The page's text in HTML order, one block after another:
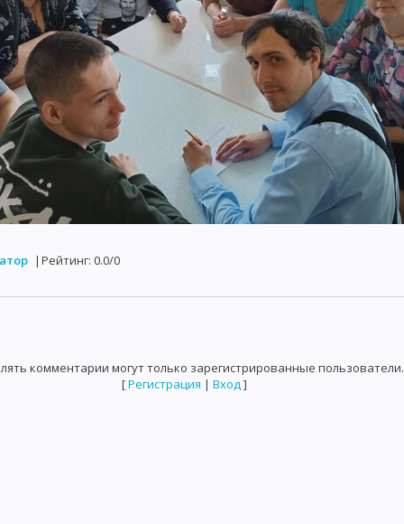
| Рейтинг: 0.0/0
комментарии могут только зарегистрированные пользователи.
[Регистрация | Вход]